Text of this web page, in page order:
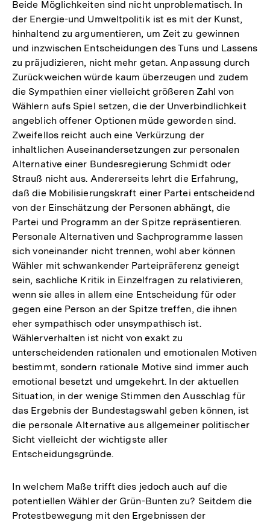
Beide Möglichkeiten sind nicht unproblematisch. In
der Energie-und Umweltpolitik ist es mit der Kunst,
hinhaltend zu argumentieren, um Zeit zu gewinnen
und inzwischen Entscheidungen des Tuns und Lassens
zu präjudizieren, nicht mehr getan. Anpassung durch
Zurückweichen würde kaum überzeugen und zudem
die Sympathien einer vielleicht größeren Zahl von
Wählern aufs Spiel setzen, die der Unverbindlichkeit
angeblich offener Optionen müde geworden sind.
Zweifellos reicht auch eine Verkürzung der
inhaltlichen Auseinandersetzungen zur personalen
Alternative einer Bundesregierung Schmidt oder
Strauß nicht aus. Andererseits lehrt die Erfahrung,
daß die Mobilisierungskraft einer Partei entscheidend
von der Einschätzung der Personen abhängt, die
Partei und Programm an der Spitze repräsentieren.
Personale Alternativen und Sachprogramme lassen
sich voneinander nicht trennen, wohl aber können
Wähler mit schwankender Parteipräferenz geneigt
sein, sachliche Kritik in Einzelfragen zu relativieren,
wenn sie alles in allem eine Entscheidung für oder
gegen eine Person an der Spitze treffen, die ihnen
eher sympathisch oder unsympathisch ist.
Wählerverhalten ist nicht von exakt zu
unterscheidenden rationalen und emotionalen Motiven
bestimmt, sondern rationale Motive sind immer auch
emotional besetzt und umgekehrt. In der aktuellen
Situation, in der wenige Stimmen den Ausschlag für
das Ergebnis der Bundestagswahl geben können, ist
die personale Alternative aus allgemeiner politischer
Sicht vielleicht der wichtigste aller
Entscheidungsgründe.
In welchem Maße trifft dies jedoch auch auf die
potentiellen Wähler der Grün-Bunten zu? Seitdem die
Protestbewegung mit den Ergebnissen der